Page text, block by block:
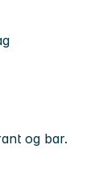
og bar.